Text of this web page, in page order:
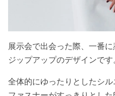
展示会で出会った際、一番
ジップアップのデザインです
全体的にゆったりとしたシ